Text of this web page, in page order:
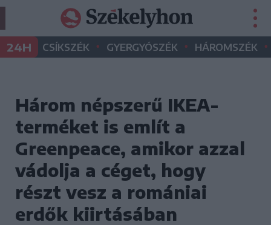
24H CSÍKSZÉK • GYERGYÓSZÉK • HÁROMSZÉK •
Három népszerű IKEA-
terméket is említ a
Greenpeace, amikor azzal
vádolja a céget, hogy
részt vesz a romániai
erdők kiirtásában